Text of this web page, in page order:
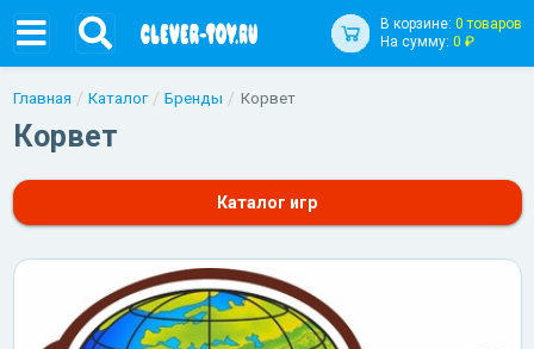
В корзине: 0 товаров
На сумму: 0 ₽
Главная Каталог Бренды Корвет
Корвет
Каталог игр